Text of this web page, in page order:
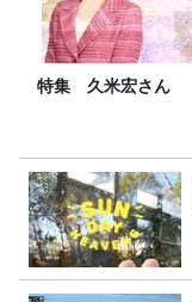
特集 久米宏さん